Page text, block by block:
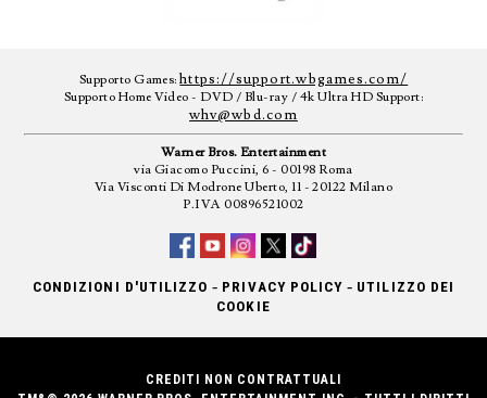
Supporto Games:https://support.wbgames.com/
Supporto Home Video - DVD / Blu-ray / 4k Ultra HD Support:
whv@wbd.com
Warner Bros. Entertainment
via Giacomo Puccini, 6 - 00198 Roma
Via Visconti Di Modrone Uberto, 11 - 20122 Milano
P.IVA 00896521002
CONDIZIONI D'UTILIZZO - PRIVACY POLICY - UTILIZZO DEI
COOKIE
CREDITI NON CONTRATTUALI